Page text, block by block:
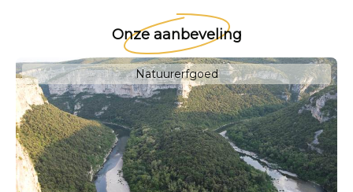
mondial de l'Unesco depuis juin 2014, elle renferme des
décors remontant à l'Aurignacien, il y a près de 36 000 –
37 000 ans. N'étant pas ouverte au public pour des raisons
de conservation, une réplique à l'identique (La Caverne du
Pont d'Arc ) à ouvert ses portes à seulement 3 km du site
originale, reproduisant dans les moindres détails les reliefs
des murs, les peintures et les gravures. Une prouesse
possible grâce au concours de plasticiens ayant travaillé
avec minutie, usant de techniques et de pigments
d'autrefois. Une passerelle, courant le long des galeries
permet d'admirer l'impressionnant bestiaire dessiné par
les hommes de Cro-Magnon: rhinocéros, bisons, aurochs,
chevaux et une impressionnante main en négatif.
Onze aanbeveling
Natuurerfgoed